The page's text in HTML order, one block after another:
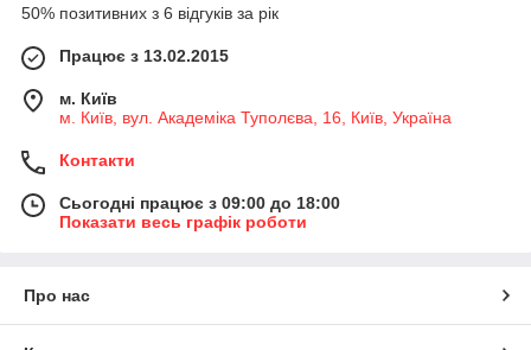
50% позитивних з 6 відгуків за рік
Працює з 13.02.2015
м. Київ
м. Київ, вул. Академіка Туполєва, 16, Київ, Україна
Контакти
Сьогодні працює з 09:00 до 18:00
Показати весь графік роботи
Про нас